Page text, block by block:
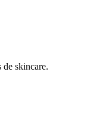
de skincare.